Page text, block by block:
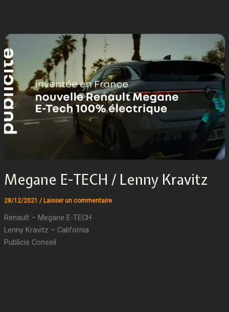
Megane E-TECH / Lenny Kravitz
28/12/2021 / Laisser un commentaire
Renault – Megane E-TECH
Lenny Kravitz – California
Publicis Conseil